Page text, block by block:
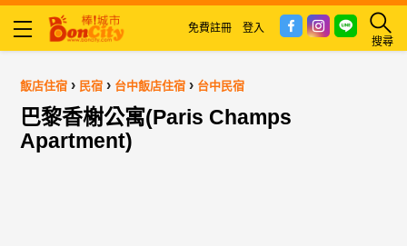
搜尋
免費註冊 登入
飯店住宿 › 民宿 › 台中飯店住宿 › 台中民宿
巴黎香榭公寓(Paris Champs
Apartment)